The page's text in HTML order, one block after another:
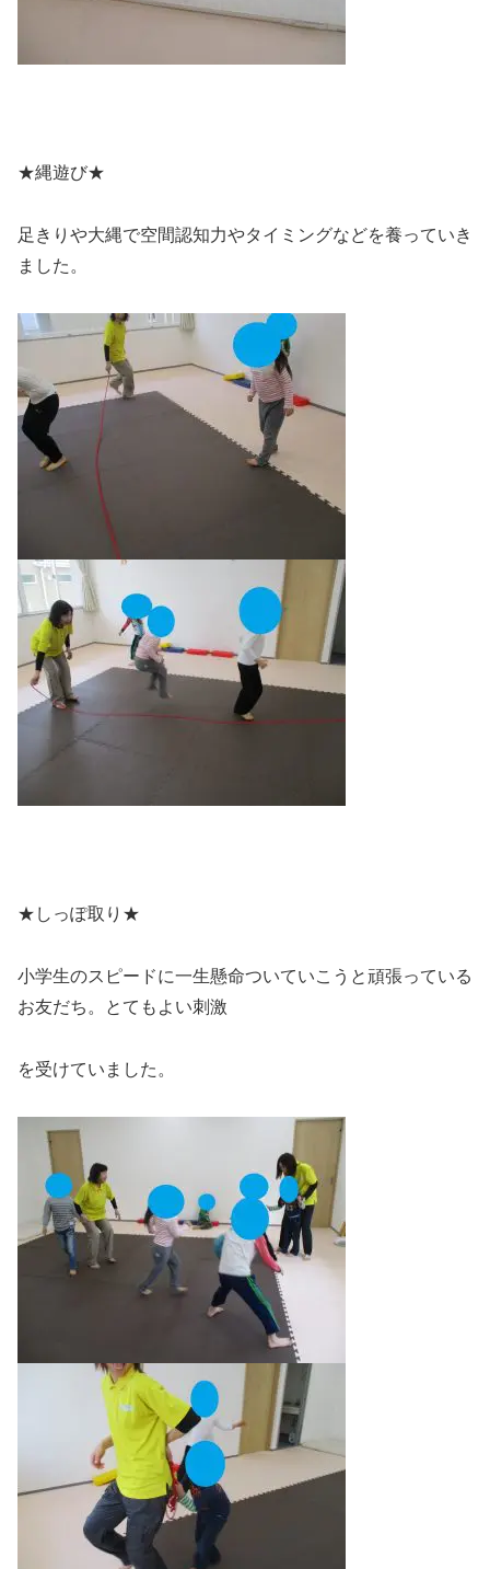
★縄遊び★
足きりや大縄で空間認知力やタイミングなどを養っていき
ました。
★しっぽ取り★
小学生のスピードに一生懸命ついていこうと頑張っている
お友だち。とてもよい刺激
を受けていました。